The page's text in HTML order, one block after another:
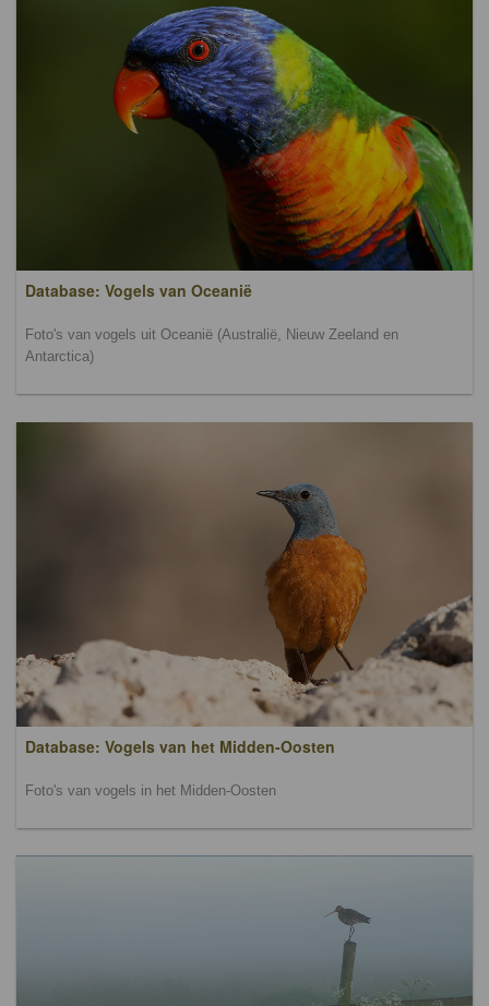
Database: Vogels van Oceanië
Foto's van vogels uit Oceanië (Australië, Nieuw Zeeland en
Antarctica)
Database: Vogels van het Midden-Oosten
Foto's van vogels in het Midden-Oosten